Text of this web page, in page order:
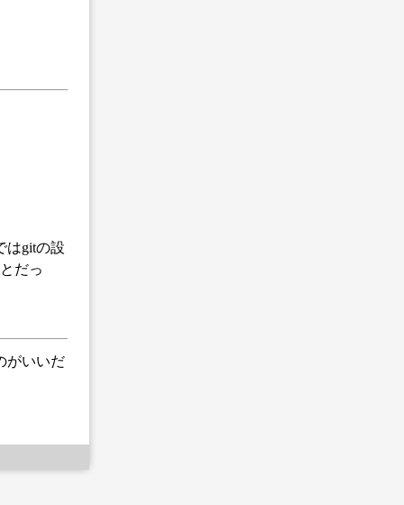
はgitの設
だっ
がいいだ